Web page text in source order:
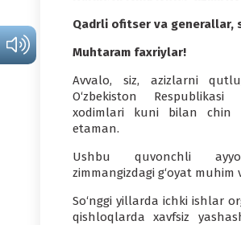
Qadrli ofitser va generallar,
Muhtaram faxriylar!
Avvalo, siz, azizlarni
O‘zbekiston
xodimlari kuni bilan chin
etaman.
Ushbu quvonchli
zimmangizdagi g‘oyat
So‘nggi yillarda ichki ishlar
qishloqlarda xavfsiz